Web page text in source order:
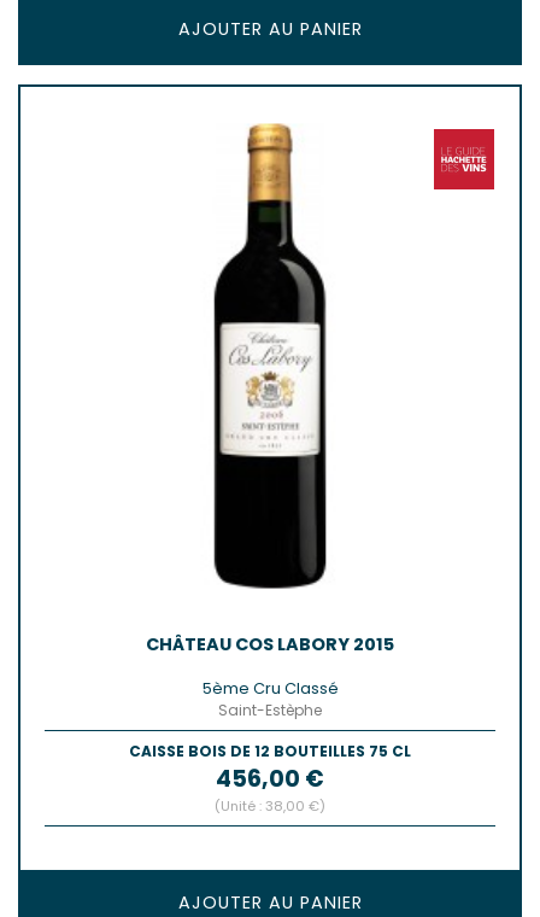
AJOUTER AU PANIER
CHÂTEAU COS LABORY 2015
5ème Cru Classé
Saint-Estèphe
CAISSE BOIS DE 12 BOUTEILLES 75 CL
Prix
456,00 €
(Unité : 38,00 €)
AJOUTER AU PANIER